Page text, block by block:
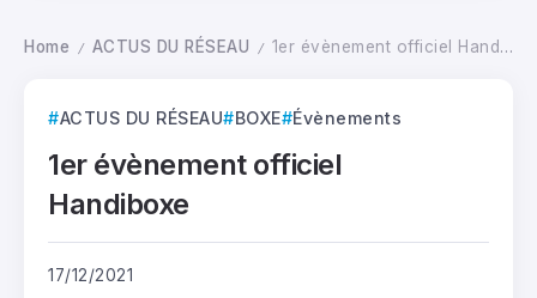
Home / ACTUS DU RÉSEAU / 1er évènement officiel Handiboxe
ACTUS DU RÉSEAU BOXE Évènements
1er évènement officiel
Handiboxe
17/12/2021